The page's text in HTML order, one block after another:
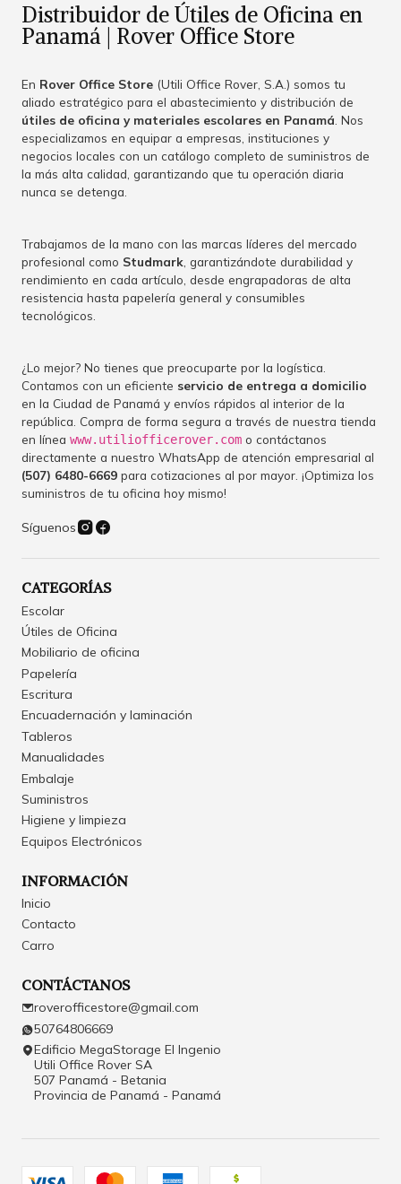
Distribuidor de Útiles de Oficina en
Panamá | Rover Office Store
En Rover Office Store (Utili Office Rover, S.A.) somos tu
aliado estratégico para el abastecimiento y distribución de
útiles de oficina y materiales escolares en Panamá . Nos
especializamos en equipar a empresas, instituciones y
negocios locales con un catálogo completo de suministros de
la más alta calidad, garantizando que tu operación diaria
nunca se detenga.
Trabajamos de la mano con las marcas líderes del mercado
profesional como Studmark , garantizándote durabilidad y
rendimiento en cada artículo, desde engrapadoras de alta
resistencia hasta papelería general y consumibles
tecnológicos.
¿Lo mejor? No tienes que preocuparte por la logística.
Contamos con un eficiente servicio de entrega a domicilio
en la Ciudad de Panamá y envíos rápidos al interior de la
república. Compra de forma segura a través de nuestra tienda
en línea www.utiliofficerover.com o contáctanos
directamente a nuestro WhatsApp de atención empresarial al
(507) 6480-6669 para cotizaciones al por mayor. ¡Optimiza los
suministros de tu oficina hoy mismo!
Síguenos
CATEGORÍAS
Escolar
Útiles de Oficina
Mobiliario de oficina
Papelería
Escritura
Encuadernación y laminación
Tableros
Manualidades
Embalaje
Suministros
Higiene y limpieza
Equipos Electrónicos
INFORMACIÓN
Inicio
Contacto
Carro
CONTÁCTANOS
roverofficestore@gmail.com
50764806669
Edificio MegaStorage El Ingenio
Utili Office Rover SA
507 Panamá - Betania
Provincia de Panamá - Panamá